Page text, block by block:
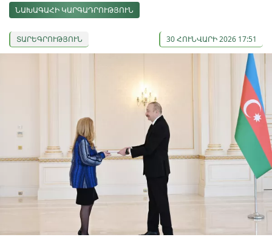
ՆԱԽԱԳԱՀԻ ԿԱՐԳԱԴՐՈՒԹՅՈՒՆ
ՏԱՐԵԳՐՈՒԹՅՈՒՆ 30 ՀՈՒՆՎԱՐԻ 2026 17:51